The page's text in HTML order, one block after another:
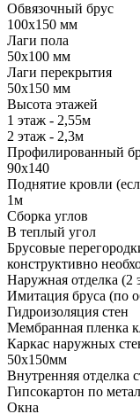
Обвязочный брус
100х150 мм
Лаги пола
50х100 мм
Лаги перекрытия
50х150 мм
Высота этажей
1 этаж - 2,55м
2 этаж - 2,3м
Профилированный
90х140
Поднятие кровли
1м
Сборка углов
В теплый угол
Брусовые
конструктивно
Наружная отделка (2
Имитация бруса (по
Гидроизоляция стен
Мембранная пленка
Каркас наружных
50х150мм
Внутренняя отделка
Гипсокартон по
Окна